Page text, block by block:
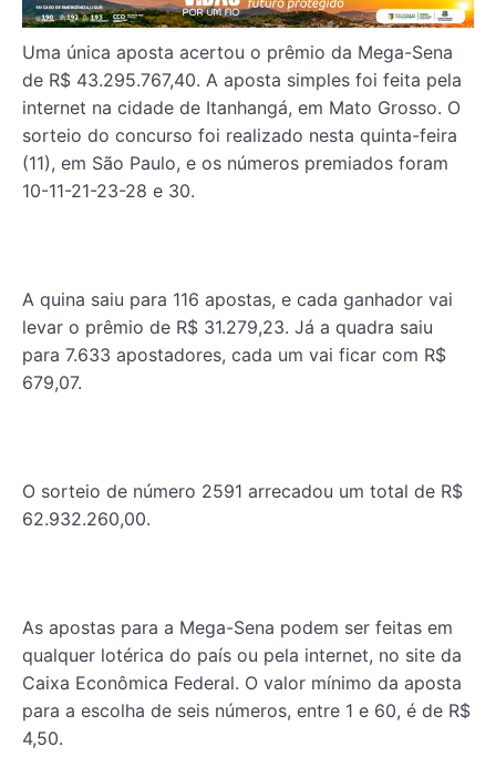
Uma única aposta acertou o prêmio da Mega-Sena
de R$ 43.295.767,40. A aposta simples foi feita pela
internet na cidade de Itanhangá, em Mato Grosso. O
sorteio do concurso foi realizado nesta quinta-feira
(11), em São Paulo, e os números premiados foram
10-11-21-23-28 e 30.
A quina saiu para 116 apostas, e cada ganhador vai
levar o prêmio de R$ 31.279,23. Já a quadra saiu
para 7.633 apostadores, cada um vai ficar com R$
679,07.
O sorteio de número 2591 arrecadou um total de R$
62.932.260,00.
As apostas para a Mega-Sena podem ser feitas em
qualquer lotérica do país ou pela internet, no site da
Caixa Econômica Federal. O valor mínimo da aposta
para a escolha de seis números, entre 1 e 60, é de R$
4,50.